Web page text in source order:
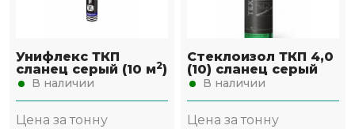
Унифлекс ТКП
сланец серый (10 м2)
В наличии
Цена за тонну
Стеклоизол ТКП 4,0
(10) сланец серый
В наличии
Цена за тонну